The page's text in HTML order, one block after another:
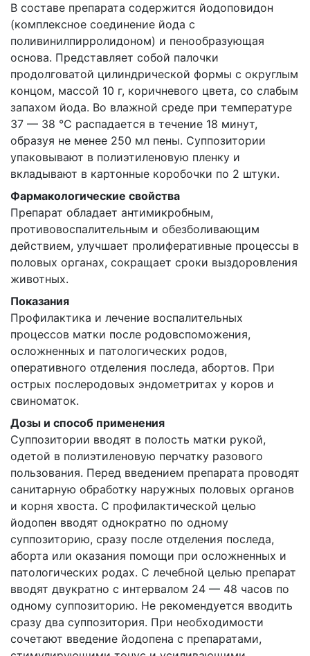
В составе препарата содержится йодоповидон
(комплексное соединение йода с
поливинилпирролидоном) и пенообразующая
основа. Представляет собой палочки
продолговатой цилиндрической формы с округлым
концом, массой 10 г, коричневого цвета, со слабым
запахом йода. Во влажной среде при температуре
37 — 38 °С распадается в течение 18 минут,
образуя не менее 250 мл пены. Суппозитории
упаковывают в полиэтиленовую пленку и
вкладывают в картонные коробочки по 2 штуки.
Фармакологические свойства
Препарат обладает антимикробным,
противовоспалительным и обезболивающим
действием, улучшает пролиферативные процессы в
половых органах, сокращает сроки выздоровления
животных.
Показания
Профилактика и лечение воспалительных
процессов матки после родовспоможения,
осложненных и патологических родов,
оперативного отделения последа, абортов. При
острых послеродовых эндометритах у коров и
свиноматок.
Дозы и способ применения
Суппозитории вводят в полость матки рукой,
одетой в полиэтиленовую перчатку разового
пользования. Перед введением препарата проводят
санитарную обработку наружных половых органов
и корня хвоста. С профилактической целью
йодопен вводят однократно по одному
суппозиторию, сразу после отделения последа,
аборта или оказания помощи при осложненных и
патологических родах. С лечебной целью препарат
вводят двукратно с интервалом 24 — 48 часов по
одному суппозиторию. Не рекомендуется вводить
сразу два суппозитория. При необходимости
сочетают введение йодопена с препаратами,